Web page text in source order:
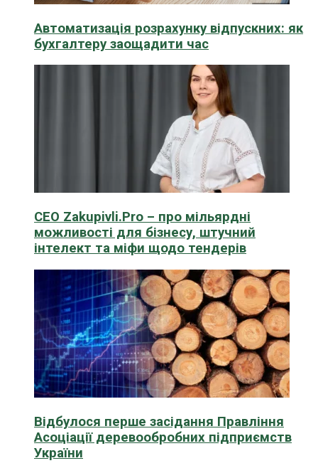
Автоматизація розрахунку відпускних: як
бухгалтеру заощадити час
CEO Zakupivli.Pro – про мільярдні
можливості для бізнесу, штучний
інтелект та міфи щодо тендерів
Відбулося перше засідання Правління
Асоціації деревообробних підприємств
України